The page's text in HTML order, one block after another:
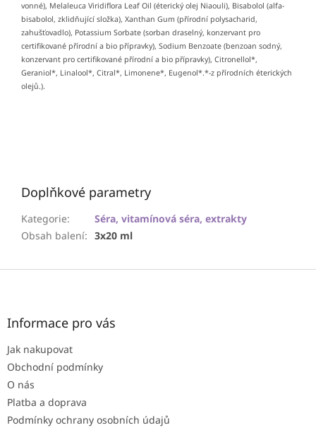
vonné), Melaleuca Viridiflora Leaf Oil (éterický olej Niaouli), Bisabolol (alfa-
bisabolol, zklidňující složka), Xanthan Gum (přírodní polysacharid,
zahušťovadlo), Potassium Sorbate (sorban draselný, konzervant pro
certifikované přírodní a bio přípravky), Sodium Benzoate (benzoan sodný,
konzervant pro certifikované přírodní a bio přípravky), Citronellol*,
Geraniol*, Linalool*, Citral*, Limonene*, Eugenol*.*-z přírodních éterických
olejů.).
Doplňkové parametry
Kategorie:
Séra, vitamínová séra, extrakty
Obsah balení: 3x20 ml
Z
Informace pro vás
Jak nakupovat
Obchodní podmínky
O nás
Platba a doprava
Podmínky ochrany osobních údajů